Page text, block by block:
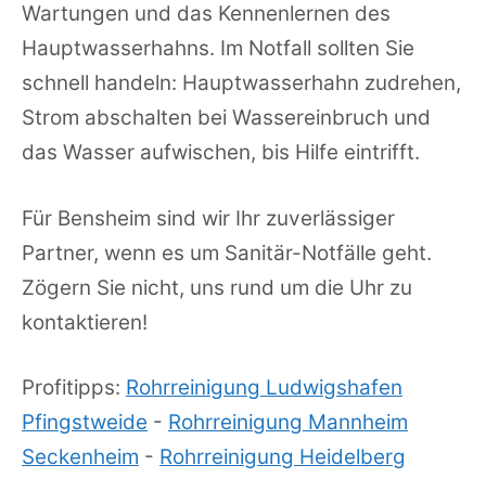
Wartungen und das Kennenlernen des
Hauptwasserhahns. Im Notfall sollten Sie
schnell handeln: Hauptwasserhahn zudrehen,
Strom abschalten bei Wassereinbruch und
das Wasser aufwischen, bis Hilfe eintrifft.
Für Bensheim sind wir Ihr zuverlässiger
Partner, wenn es um Sanitär-Notfälle geht.
Zögern Sie nicht, uns rund um die Uhr zu
kontaktieren!
Profitipps: Rohrreinigung Ludwigshafen
Pfingstweide - Rohrreinigung Mannheim
Seckenheim - Rohrreinigung Heidelberg